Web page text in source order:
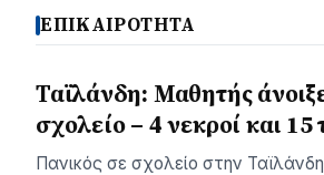
ΕΠΙΚΑΙΡΟΤΗΤΑ
Ταϊλάνδη: Μαθητής
σχολείο – 4 νεκροί και 15
Πανικός σε σχολείο στην